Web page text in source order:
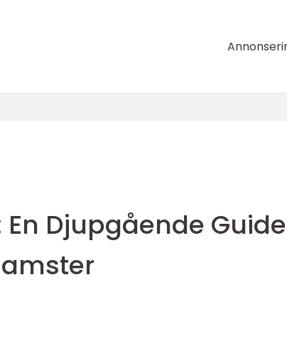
Djupgående